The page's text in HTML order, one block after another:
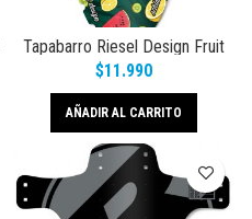
Tapabarro Riesel Design Fruit
$11.990
AÑADIR AL CARRITO